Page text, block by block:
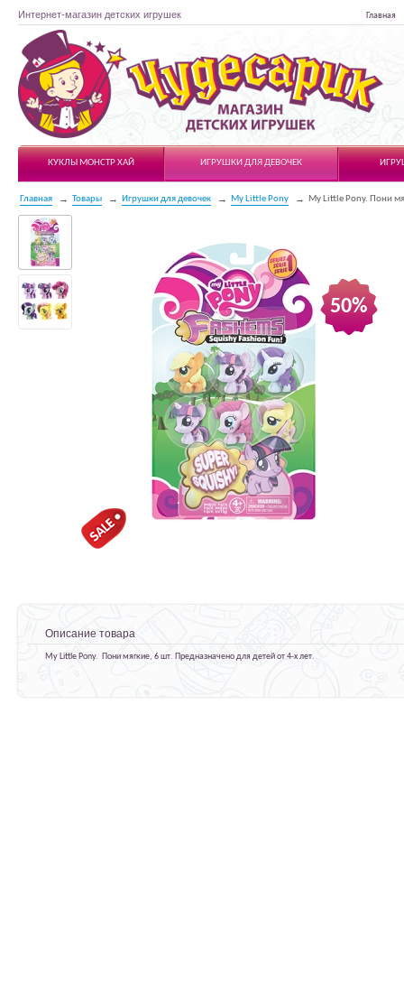
Интернет-магазин детских игрушек Главная
Чудесарик
КУКЛЫ МОНСТР ХАЙ
ИГРУШКИ ДЛЯ ДЕВОЧЕК
Главная Товары Игрушки для девочек My Little Pony My Little Pony. Пони
50%
Описание товара
My Little Pony. Пони мягкие, 6 шт. Предназначено для детей от 4-х лет.